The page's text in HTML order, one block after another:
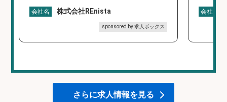
会社名 株式会社REnista
sponsored by 求人ボックス
会社名
さらに求人情報を見る